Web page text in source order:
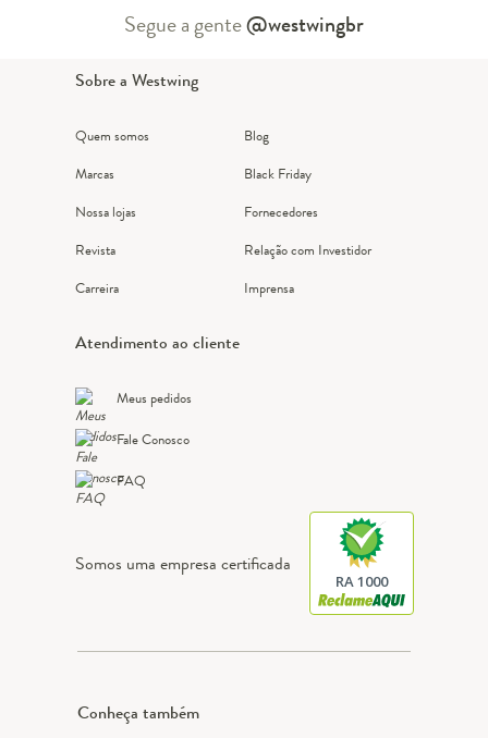
Segue a gente@westwingbr
Sobre a Westwing
Quem somos
Marcas
Nossa lojas
Revista
Carreira
Blog
Black Friday
Fornecedores
Relação com Investidor
Imprensa
Atendimento ao cliente
Meus pedidos
Fale Conosco
FAQ
Somos uma empresa certificada
RA 1000
Conheça também